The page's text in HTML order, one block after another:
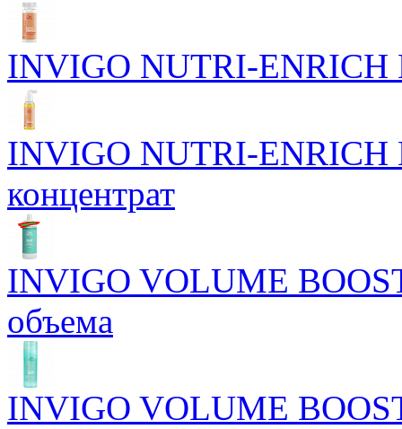
INVIGO NUTRI-ENRICH
INVIGO NUTRI-ENRICH
концентрат
INVIGO VOLUME
объема
INVIGO VOLUME